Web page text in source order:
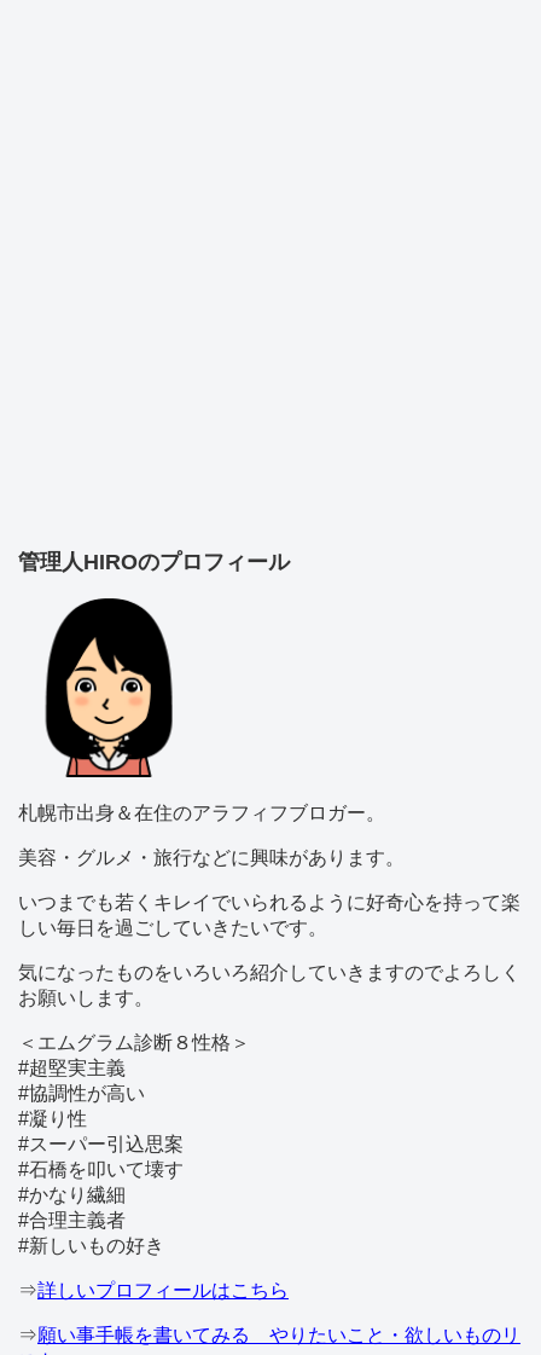
管理人HIROのプロフィール
札幌市出身＆在住のアラフィフブロガー。
美容・グルメ・旅行などに興味があります。
いつまでも若くキレイでいられるように好奇心を持って楽
しい毎日を過ごしていきたいです。
気になったものをいろいろ紹介していきますのでよろしく
お願いします。
＜エムグラム診断８性格＞
#超堅実主義
#協調性が高い
#凝り性
#スーパー引込思案
#石橋を叩いて壊す
#かなり繊細
#合理主義者
#新しいもの好き
⇒詳しいプロフィールはこちら
⇒願い事手帳を書いてみる やりたいこと・欲しいものリ